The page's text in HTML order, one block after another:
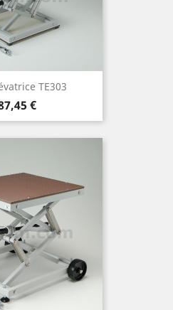
TE303
€